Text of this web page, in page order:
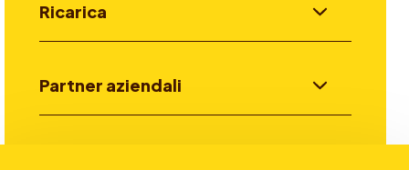
Ricarica
Partner aziendali